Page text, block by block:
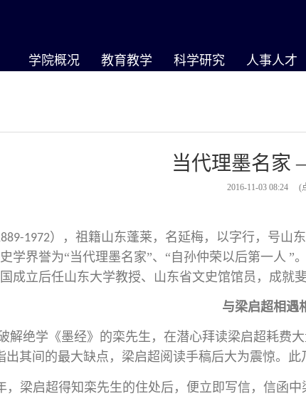
学院概况 教育教学 科学研究 人事人才
当代理墨名
2016-11-03 08:24 (
1972），祖籍山东蓬莱，名延梅， 以字行，号山
学界誉为“当代理墨名家”、“自孙仲荣以后第一人 ”
成立后任山东大学教授、山东省文史馆馆员，成就斐
与梁启超相遇
解绝学《墨经》的栾先生，在潜心拜读梁启超耗费
出其间的最大缺点， 梁启超阅读手稿后大为震惊。此
，梁启超得知栾先生的住处后，便立即写信，信函